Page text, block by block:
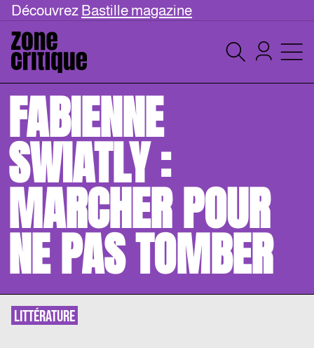
Découvrez Bastille magazine
FABIENNE
SWIATLY :
MARCHER POUR
NE PAS TOMBER
LITTÉRATURE